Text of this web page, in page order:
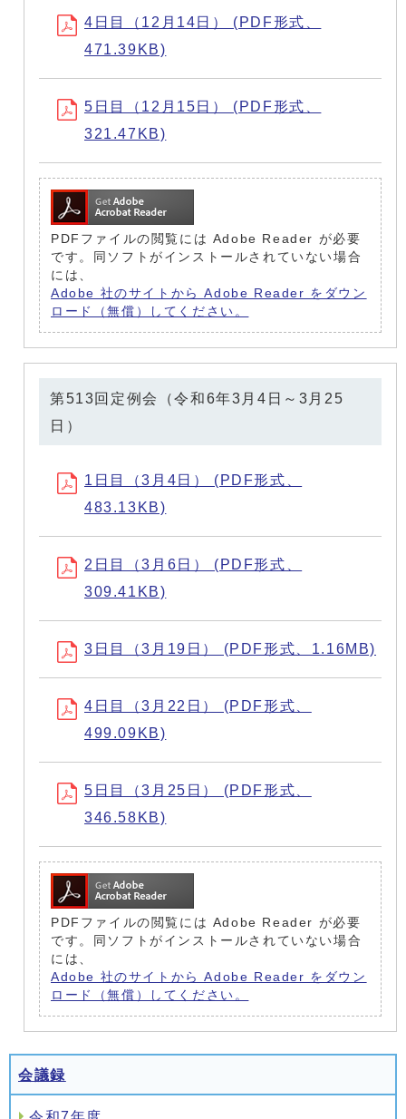
4日目（12月14日） (PDF形式、
471.39KB)
5日目（12月15日） (PDF形式、
321.47KB)
PDFファイルの閲覧には Adobe Reader が必要
です。同ソフトがインストールされていない場合
には、
Adobe 社のサイトから Adobe Reader をダウン
ロード（無償）してください。
第513回定例会（令和6年3月4日～3月25
日）
1日目（3月4日） (PDF形式、
483.13KB)
2日目（3月6日） (PDF形式、
309.41KB)
3日目（3月19日） (PDF形式、1.16MB)
4日目（3月22日） (PDF形式、
499.09KB)
5日目（3月25日） (PDF形式、
346.58KB)
PDFファイルの閲覧には Adobe Reader が必要
です。同ソフトがインストールされていない場合
には、
Adobe 社のサイトから Adobe Reader をダウン
ロード（無償）してください。
会議録